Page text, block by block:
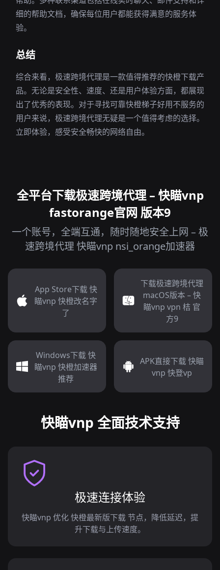
细的帮助文档，确保每位用户都能获得满意的服务体
验。
总结
综合来看，极速跨境代理是一款值得推荐的快橙下载产
品。无论是安全性、速度、还是用户体验方面，都展现
出了优秀的表现。对于寻找可靠快橙梯子好用不服务的
用户来说，极速跨境代理无疑是一个值得考虑的选择。
立即体验，感受安全畅快的网络自由。
全平台下载极速跨境代理 – 快瞄vnp
fastorange官网 版本9
一个账号，全端互通，随时随地安全上网 – 极
速跨境代理 快瞄vnp nsi_orange加速器
App Store下载 快
瞄vnp 快橙改名字
了
下载极速跨境代理
macOS版本 – 快
瞄vnp vpn 桔 官
方9
Windows下载 快
瞄vnp 快橙加速器
推荐
APK直接下载 快瞄
vnp 快登vp
快瞄vnp 全面技术支持
极速连接体验
快瞄vnp 优化 快橙最新版下载 节点，降低延迟，提
升下载与上传速度。